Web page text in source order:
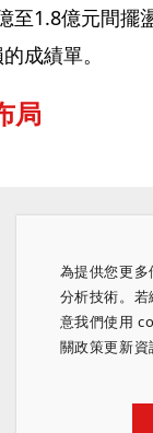
為提供您更
分析技術。
意我們使用
關政策更新
至1.8億元間擺
成績單。
局